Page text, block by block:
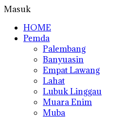
Masuk
HOME
Pemda
Palembang
Banyuasin
Empat Lawang
Lahat
Lubuk Linggau
Muara Enim
Muba